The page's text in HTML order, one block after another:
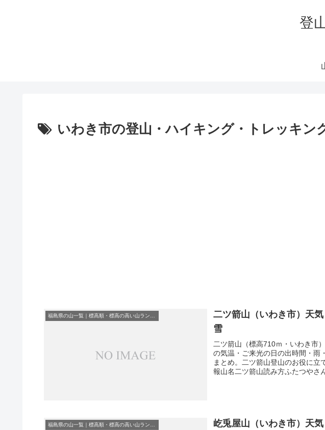
登
いわき市の登山・ハイキング・トレッキン
二ツ箭山（いわき市）天
雪
二ツ箭山（標高710ｍ・いわき市
の気温・ご来光の日の出時間・雨
まとめ。二ツ箭山登山のお役に立
報山名二ツ箭山読み方ふたつやさ
屹兎屋山（いわき市）天